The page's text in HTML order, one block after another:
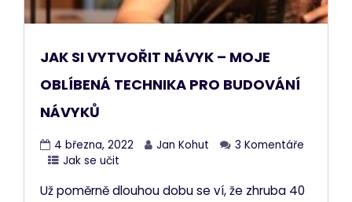
JAK SI VYTVOŘIT NÁVYK – MOJE
OBLÍBENÁ TECHNIKA PRO BUDOVÁNÍ
NÁVYKŮ
4 března, 2022 Jan Kohut
3 Komentáře
Jak se učit
Už poměrně dlouhou dobu se ví, že zhruba 40